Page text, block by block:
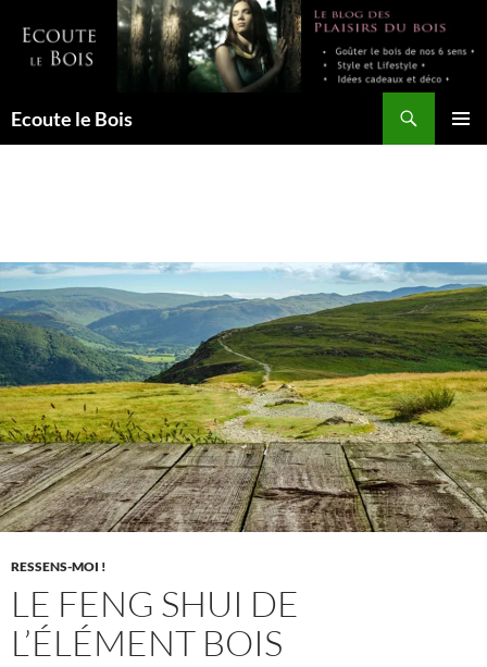
contenu
Ecoute le Bois
RESSENS-MOI !
LE FENG SHUI DE
L’ÉLÉMENT BOIS